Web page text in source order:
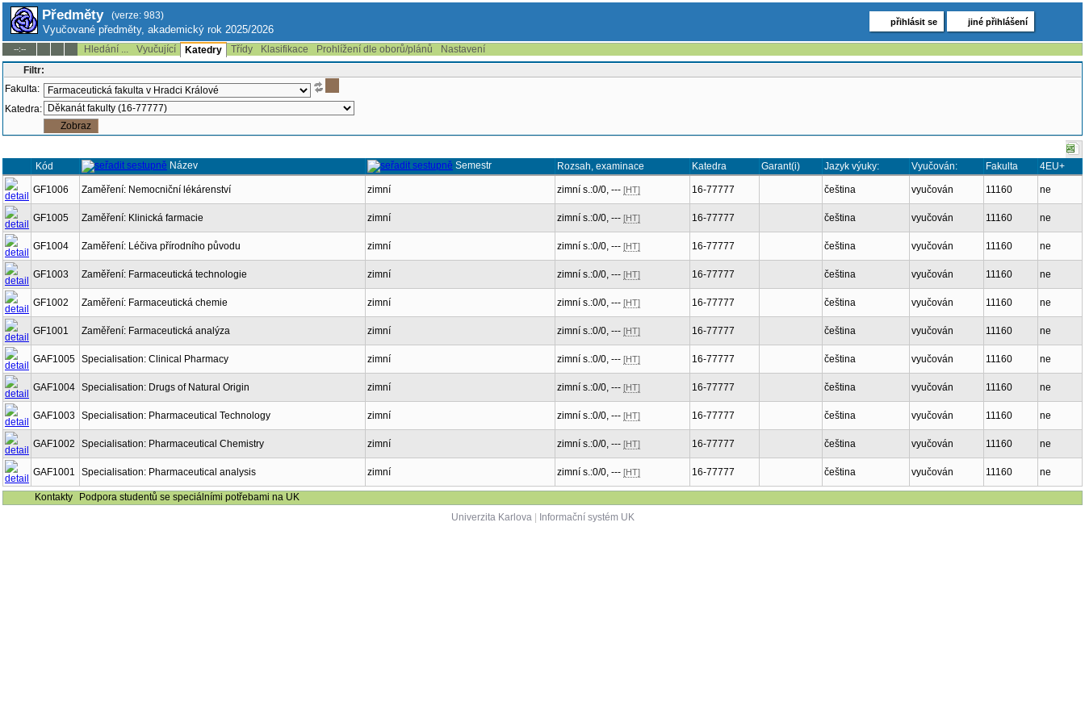
Předměty (verze: 983)
Vyučované předměty, akademický rok 2025/2026
přihlásit se jiné přihlášení
--:-- Hledání ... Vyučující Katedry Třídy Klasifikace Prohlížení dle oborů/plánů
Nastavení
Filtr:
Fakulta:
Katedra:
Kód Název Semestr Rozsah, examinace Katedra Garant(i) Jazyk výuky: Vyučován: Fakulta 4EU+
GF1006 Zaměření: Nemocniční lékárenství zimní zimní s.:0/0, --- [HT] 16-77777 čeština vyučován 11160 ne
GF1005 Zaměření: Klinická farmacie zimní zimní s.:0/0, --- [HT] 16-77777 čeština vyučován 11160 ne
GF1004 Zaměření: Léčiva přírodního původu zimní zimní s.:0/0, --- [HT] 16-77777 čeština vyučován 11160 ne
GF1003 Zaměření: Farmaceutická technologie zimní zimní s.:0/0, --- [HT] 16-77777 čeština vyučován 11160 ne
GF1002 Zaměření: Farmaceutická chemie zimní zimní s.:0/0, --- [HT] 16-77777 čeština vyučován 11160 ne
GF1001 Zaměření: Farmaceutická analýza zimní zimní s.:0/0, --- [HT] 16-77777 čeština vyučován 11160 ne
GAF1005 Specialisation: Clinical Pharmacy zimní zimní s.:0/0, --- [HT] 16-77777 čeština vyučován 11160 ne
GAF1004 Specialisation: Drugs of Natural Origin zimní zimní s.:0/0, --- [HT] 16-77777 čeština vyučován 11160 ne
GAF1003 Specialisation: Pharmaceutical Technology zimní zimní s.:0/0, --- [HT] 16-77777 čeština vyučován 11160 ne
GAF1002 Specialisation: Pharmaceutical Chemistry zimní zimní s.:0/0, --- [HT] 16-77777 čeština vyučován 11160 ne
GAF1001 Specialisation: Pharmaceutical analysis zimní zimní s.:0/0, --- [HT] 16-77777 čeština vyučován 11160 ne
Kontakty
Podpora studentů se speciálními potřebami na UK
Univerzita Karlova| Informační systém UK